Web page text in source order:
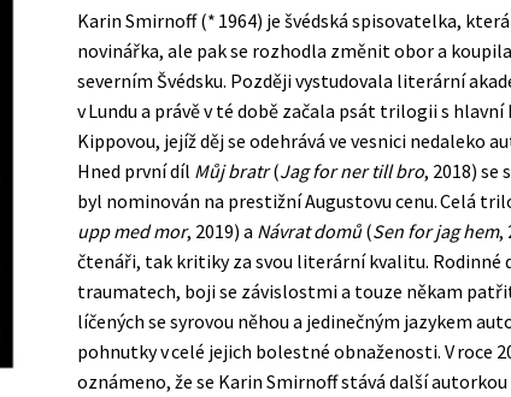
Karin Smirnoff (* 1964) je švédská spisovatelka,
novinářka, ale pak se rozhodla změnit obor a
severním Švédsku. Později vystudovala literární
v Lundu a právě v té době začala psát trilogii s
Kippovou, jejíž děj se odehrává ve vesnici nedaleko
Hned první díl Můj bratr(Jag for ner till bro, 2018) se
byl nominován na prestižní Augustovu cenu. Celá
upp med mor, 2019) a Návrat domů(Sen for jag hem,
čtenáři, tak kritiky za svou literární kvalitu. Rodinné
traumatech, boji se závislostmi a touze někam
líčených se syrovou něhou a jedinečným jazykem
pohnutky v celé jejich bolestné obnaženosti. V roce
oznámeno, že se Karin Smirnoff stává další